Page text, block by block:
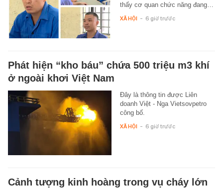
thấy cơ quan chức năng đang…
XÃ HỘI - 6 giờ trước
Phát hiện “kho báu” chứa 500 triệu m3 khí
ở ngoài khơi Việt Nam
Đây là thông tin được Liên
doanh Việt - Nga Vietsovpetro
công bố.
XÃ HỘI - 6 giờ trước
Cảnh tượng kinh hoàng trong vụ cháy lớn